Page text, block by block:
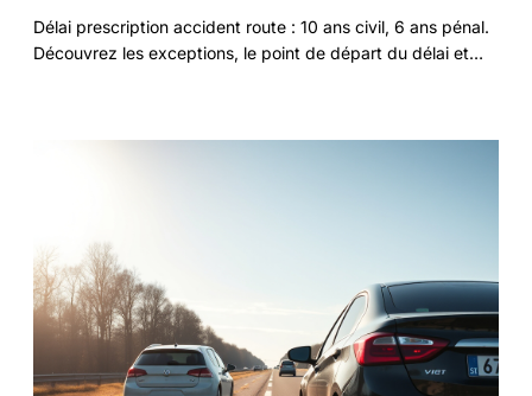
Délai prescription accident route : 10 ans civil, 6 ans pénal.
Découvrez les exceptions, le point de départ du délai et